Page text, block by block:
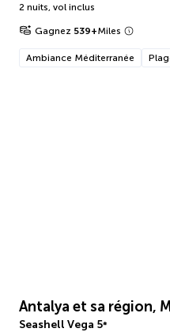
2 nuits, vol inclus
Gagnez 539+Miles
Ambiance Méditerranée
Antalya et sa région,
Seashell Vega 5*